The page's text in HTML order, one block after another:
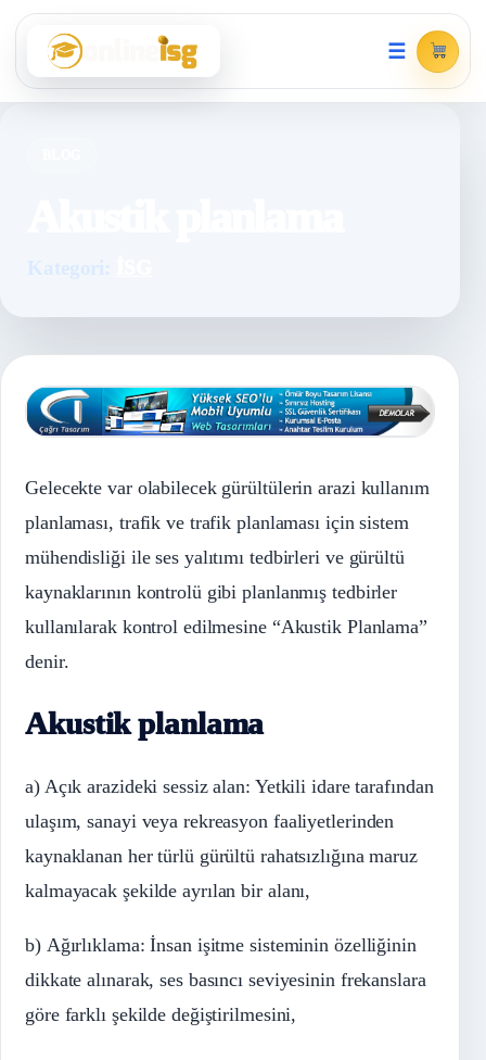
☰
Kategori:
Gelecekte var olabilecek gürültülerin arazi kullanım
planlaması, trafik ve trafik planlaması için sistem
mühendisliği ile ses yalıtımı tedbirleri ve gürültü
kaynaklarının kontrolü gibi planlanmış tedbirler
kullanılarak kontrol edilmesine “Akustik Planlama”
denir.
Akustik planlama
a) Açık arazideki sessiz alan: Yetkili idare tarafından
ulaşım, sanayi veya rekreasyon faaliyetlerinden
kaynaklanan her türlü gürültü rahatsızlığına maruz
kalmayacak şekilde ayrılan bir alanı,
b) Ağırlıklama: İnsan işitme sisteminin özelliğinin
dikkate alınarak, ses basıncı seviyesinin frekanslara
göre farklı şekilde değiştirilmesini,